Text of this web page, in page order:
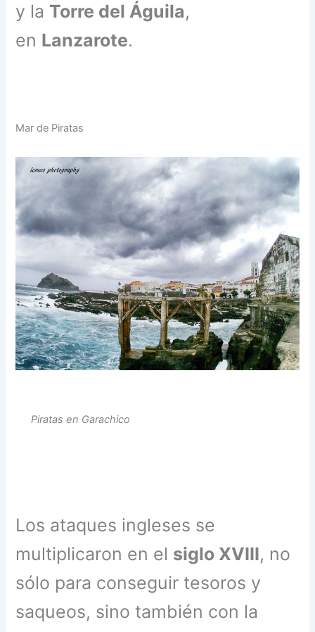
y la Torre del Águila,
en Lanzarote.
Mar de Piratas
Piratas en Garachico
Los ataques ingleses se
multiplicaron en el siglo XVIII, no
sólo para conseguir tesoros y
saqueos, sino también con la